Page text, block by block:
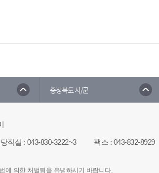
충청북도 시/군
직실 : 043-830-3222~3 팩스 : 043-832-8929
에 의한 처벌됨을 유념하시기 바랍니다.